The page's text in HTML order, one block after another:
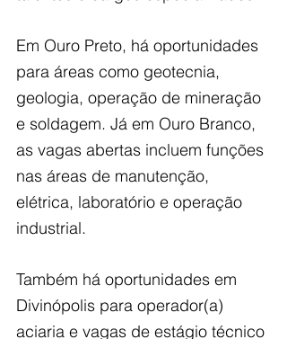
Em Ouro Preto, há oportunidades
para áreas como geotecnia,
geologia, operação de mineração
e soldagem. Já em Ouro Branco,
as vagas abertas incluem funções
nas áreas de manutenção,
elétrica, laboratório e operação
industrial.
Também há oportunidades em
Divinópolis para operador(a)
aciaria e vagas de estágio técnico